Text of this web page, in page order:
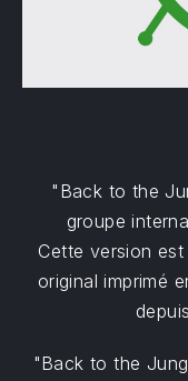
"Back to the
groupe
Cette version
original imprimé
"Back to the